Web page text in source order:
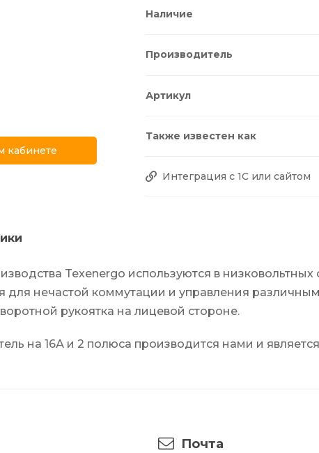
кабинете
Наличие
Производитель
Артикул
Также известен как
Интеграция с 1С или сайтом
Texenergo используются в
для нечастой коммутации и управления
рукоятка на лицевой стороне.
на 16А и 2 полюса производится нами и
Почта